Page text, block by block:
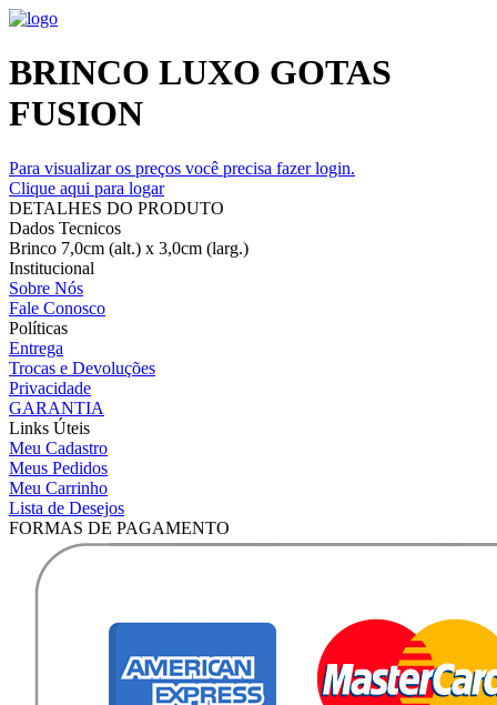
BRINCO LUXO GOTAS
FUSION
Para visualizar os preços você precisa fazer login.
Clique aqui para logar
DETALHES DO PRODUTO
Dados Tecnicos
Brinco 7,0cm (alt.) x 3,0cm (larg.)
Institucional
Sobre Nós
Fale Conosco
Políticas
Entrega
Trocas e Devoluções
Privacidade
GARANTIA
Links Úteis
Meu Cadastro
Meus Pedidos
Meu Carrinho
Lista de Desejos
FORMAS DE PAGAMENTO